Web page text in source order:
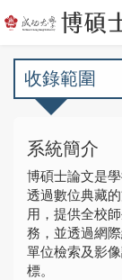
收錄範圍
系統簡介
博碩士論文是
透過數位典藏
用，提供全校
務，並透過網
單位檢索及影
標。